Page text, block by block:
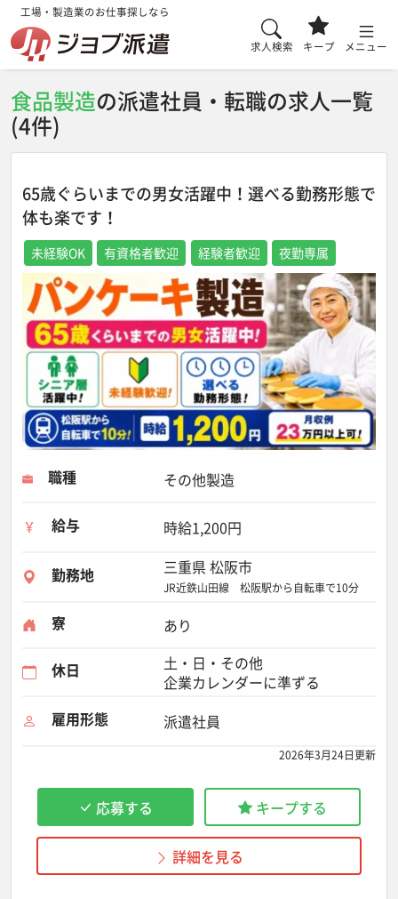
工場・製造業のお仕事探しなら
求人検索 キープ メニュー
食品製造の派遣社員・転職の求人一覧
(4件)
65歳ぐらいまでの男女活躍中！選べる勤務形態で
体も楽です！
未経験OK 有資格者歓迎 経験者歓迎 夜勤専属
職種 その他製造
給与 時給1,200円
勤務地 三重県 松阪市
JR近鉄山田線 松阪駅から自転車で10分
寮 あり
休日
土・日・その他
企業カレンダーに準ずる
雇用形態
派遣社員
2026年3月24日更新
応募する キープする
詳細を見る